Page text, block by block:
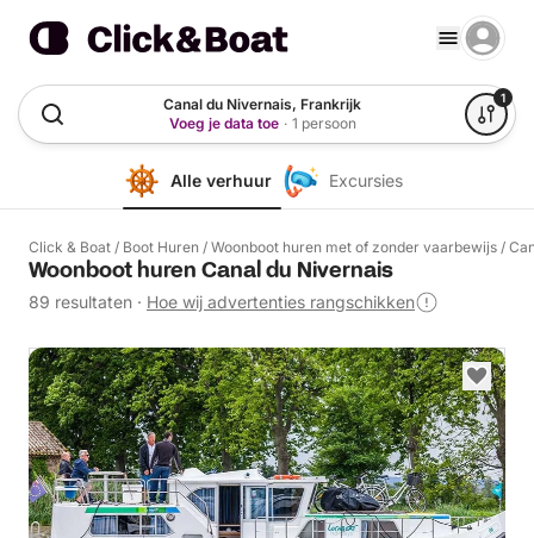
Canal du Nivernais, Frankrijk
Voeg je data toe · 1 persoon
1
Alle verhuur Excursies
Click & Boat / Boot Huren / Woonboot huren met of zonder vaarbewijs /
Woonboot huren Canal du Nivernais
89 resultaten · Hoe wij advertenties rangschikken